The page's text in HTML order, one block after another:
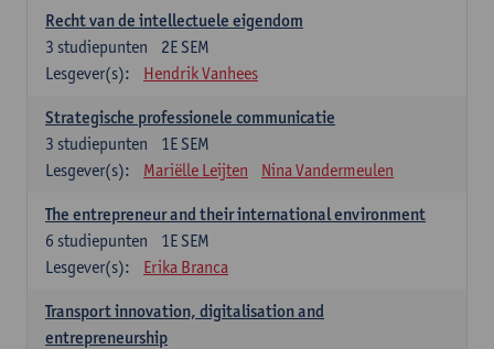
Recht van de intellectuele eigendom
2E SEM
3 studiepunten
Lesgever(s):
Hendrik Vanhees
Strategische professionele communicatie
1E SEM
3 studiepunten
Lesgever(s):
Mariëlle Leijten Nina Vandermeulen
The entrepreneur and their international environment
1E SEM
6 studiepunten
Lesgever(s):
Erika Branca
Transport innovation, digitalisation and
entrepreneurship